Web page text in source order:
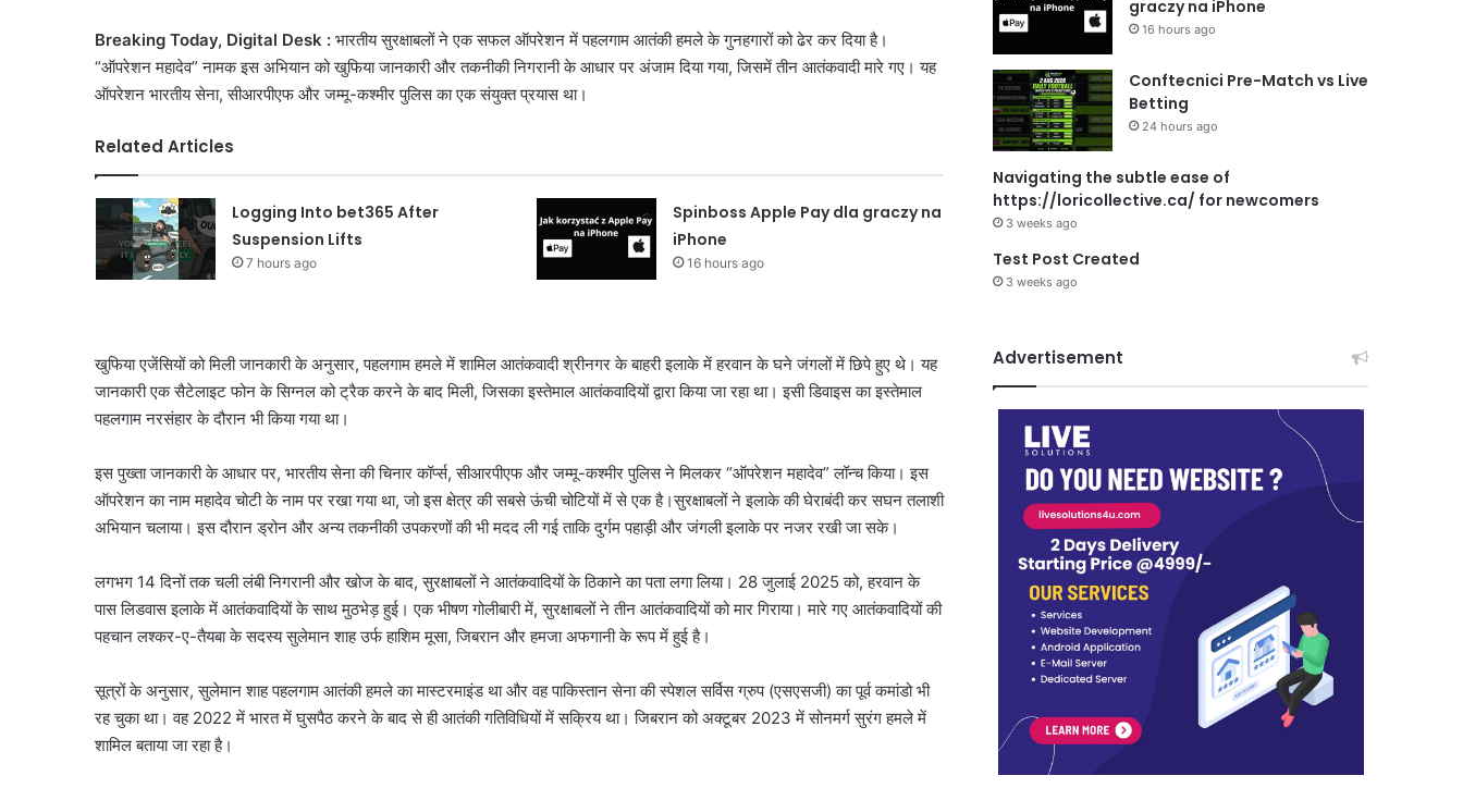
Breaking Today, Digital Desk : भारतीय सुरक्षाबलों ने एक सफल ऑपरेशन में पहलगाम आतंकी हमले के गुनहगारों को ढेर कर दिया है।
“ऑपरेशन महादेव” नामक इस अभियान को खुफिया जानकारी और तकनीकी निगरानी के आधार पर अंजाम दिया गया, जिसमें तीन आतंकवादी मारे गए। यह
ऑपरेशन भारतीय सेना, सीआरपीएफ और जम्मू-कश्मीर पुलिस का एक संयुक्त प्रयास था।
Related Articles
Logging Into bet365 After
Suspension Lifts
7 hours ago
Spinboss Apple Pay dla graczy na
iPhone
16 hours ago
खुफिया एजेंसियों को मिली जानकारी के अनुसार, पहलगाम हमले में शामिल आतंकवादी श्रीनगर के बाहरी इलाके में हरवान के घने जंगलों में छिपे हुए थे। यह
जानकारी एक सैटेलाइट फोन के सिग्नल को ट्रैक करने के बाद मिली, जिसका इस्तेमाल आतंकवादियों द्वारा किया जा रहा था।इसी डिवाइस का इस्तेमाल
पहलगाम नरसंहार के दौरान भी किया गया था।
इस पुख्ता जानकारी के आधार पर, भारतीय सेना की चिनार कॉर्प्स, सीआरपीएफ और जम्मू-कश्मीर पुलिस ने मिलकर “ऑपरेशन महादेव” लॉन्च किया। इस
ऑपरेशन का नाम महादेव चोटी के नाम पर रखा गया था, जो इस क्षेत्र की सबसे ऊंची चोटियों में से एक है।सुरक्षाबलों ने इलाके की घेराबंदी कर सघन तलाशी
अभियान चलाया। इस दौरान ड्रोन और अन्य तकनीकी उपकरणों की भी मदद ली गई ताकि दुर्गम पहाड़ी और जंगली इलाके पर नजर रखी जा सके।
लगभग 14 दिनों तक चली लंबी निगरानी और खोज के बाद, सुरक्षाबलों ने आतंकवादियों के ठिकाने का पता लगा लिया। 28 जुलाई 2025 को, हरवान के
पास लिडवास इलाके में आतंकवादियों के साथ मुठभेड़ हुई। एक भीषण गोलीबारी में, सुरक्षाबलों ने तीन आतंकवादियों को मार गिराया। मारे गए आतंकवादियों की
पहचान लश्कर-ए-तैयबा के सदस्य सुलेमान शाह उर्फ हाशिम मूसा, जिबरान और हमजा अफगानी के रूप में हुई है।
सूत्रों के अनुसार, सुलेमान शाह पहलगाम आतंकी हमले का मास्टरमाइंड था और वह पाकिस्तान सेना की स्पेशल सर्विस ग्रुप (एसएसजी) का पूर्व कमांडो भी
रह चुका था। वह 2022 में भारत में घुसपैठ करने के बाद से ही आतंकी गतिविधियों में सक्रिय था। जिबरान को अक्टूबर 2023 में सोनमर्ग सुरंग हमले में
शामिल बताया जा रहा है।
graczy na iPhone
16 hours ago
Conftecnici Pre-Match vs Live
Betting
24 hours ago
Navigating the subtle ease of
https://loricollective.ca/ for newcomers
3 weeks ago
Test Post Created
3 weeks ago
Advertisement